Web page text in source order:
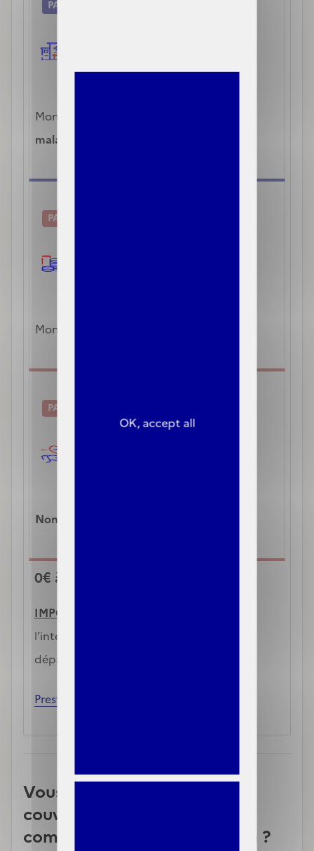
OK, accept all
PART SÉCURITÉ SOCIALE
Montant pris en charge par l’
maladie
PART COMPLÉMENTAIRE
Montant pris en charge par la
PARTICIPATION FORFAITAIRE
Non facturé
0€ à votre charge
IMPORTANT
l’interdiction de vous facturer des
dépassements d’honoraires.
Prestations prises en charge
Vous disposez déjà d’une
couverture santé
complémentaire individuelle ?